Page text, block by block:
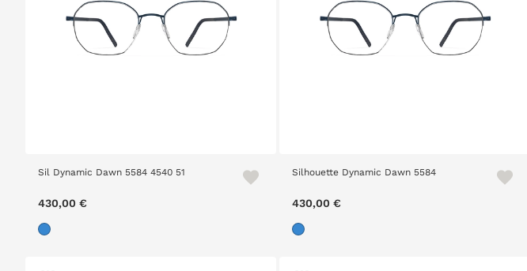
Sil Dynamic Dawn 5584 4540 51
430,00 €
Silhouette Dynamic Dawn 5584
430,00 €